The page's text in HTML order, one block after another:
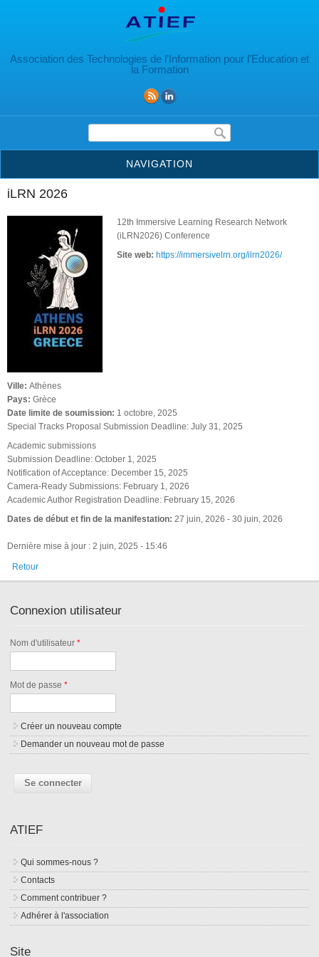
Association des Technologies de l’Information pour l’Education et
la Formation
Formulaire de recherche
NAVIGATION
iLRN 2026
12th Immersive Learning Research Network
(iLRN2026) Conference
Site web: https://immersivelrn.org/ilrn2026/
Ville: Athènes
Pays: Grèce
Date limite de soumission: 1 octobre, 2025
Special Tracks Proposal Submission Deadline: July 31, 2025
Academic submissions
Submission Deadline: October 1, 2025
Notification of Acceptance: December 15, 2025
Camera-Ready Submissions: February 1, 2026
Academic Author Registration Deadline: February 15, 2026
Dates de début et fin de la manifestation: 27 juin, 2026 - 30 juin, 2026
Dernière mise à jour : 2 juin, 2025 - 15:46
Retour
Connexion utilisateur
Nom d'utilisateur*
Mot de passe*
Créer un nouveau compte
Demander un nouveau mot de passe
ATIEF
Qui sommes-nous ?
Contacts
Comment contribuer ?
Adhérer à l'association
Site